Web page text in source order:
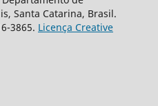
Santa Catarina, Brasil.
3865. Licença Creative